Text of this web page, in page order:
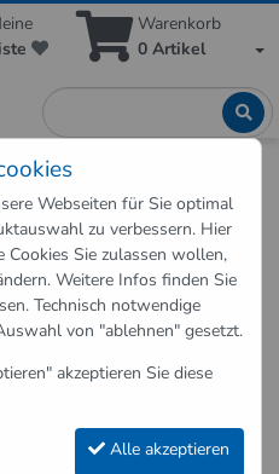
Warenkorb
0 Artikel
Liter
10 Liter
Webseiten für Sie optimal
zu verbessern. Hier
Cookies Sie zulassen wollen,
Weitere Infos finden Sie
. Technisch notwendige
von "ablehnen" gesetzt.
akzeptieren Sie diese
Alle akzeptieren